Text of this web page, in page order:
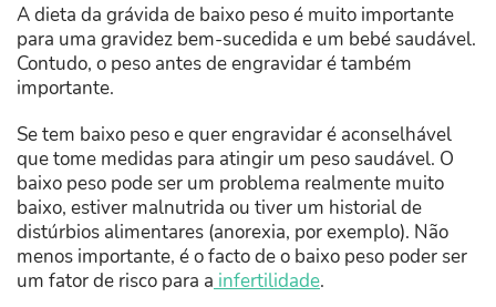
A dieta da grávida de baixo peso é muito importante
para uma gravidez bem-sucedida e um bebé saudável.
Contudo, o peso antes de engravidar é também
importante.
Se tem baixo peso e quer engravidar é aconselhável
que tome medidas para atingir um peso saudável. O
baixo peso pode ser um problema realmente muito
baixo, estiver malnutrida ou tiver um historial de
distúrbios alimentares (anorexia, por exemplo). Não
menos importante, é o facto de o baixo peso poder ser
um fator de risco para a infertilidade.